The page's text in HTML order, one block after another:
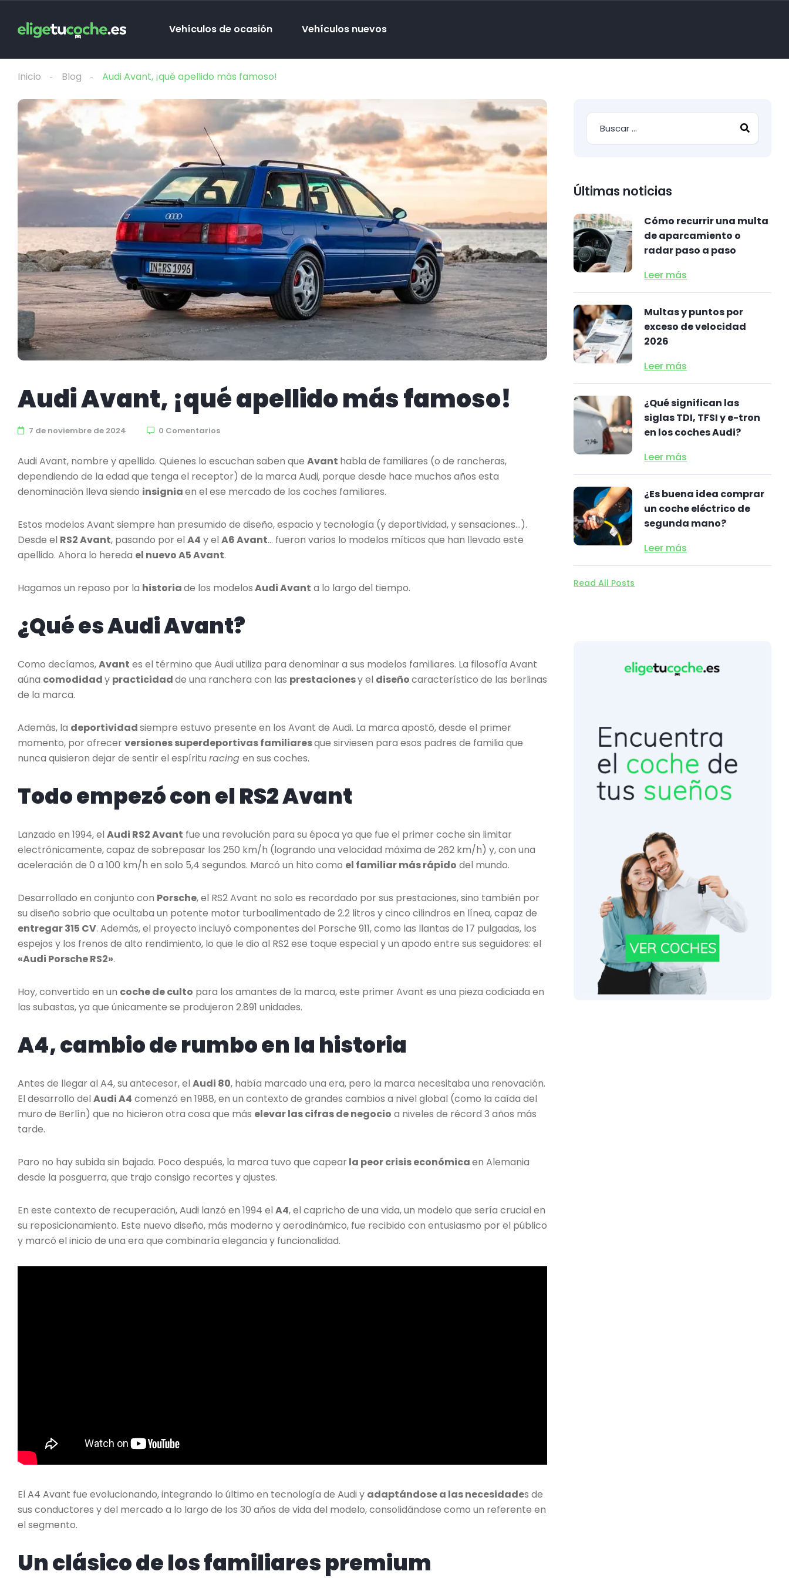
Vehículos de ocasión Vehículos nuevos
Inicio Blog Audi Avant, ¡qué apellido más famoso!
Audi Avant, ¡qué apellido más famoso!
7 de noviembre de 2024 0 Comentarios
Audi Avant, nombre y apellido. Quienes lo escuchan saben que Avant habla de familiares (o de rancheras,
dependiendo de la edad que tenga el receptor) de la marca Audi, porque desde hace muchos años esta
denominación lleva siendo insigniaen el ese mercado de los coches familiares.
Estos modelos Avant siempre han presumido de diseño, espacio y tecnología (y deportividad, y sensaciones…).
Desde el RS2 Avant, pasando por el A4 y el A6 Avant… fueron varios lo modelos míticos que han llevado este
apellido. Ahora lo hereda el nuevo A5 Avant.
Hagamos un repaso por la historiade los modelosAudi Avant a lo largo del tiempo.
¿Qué es Audi Avant?
Como decíamos,Avant es el término que Audi utiliza para denominar a sus modelos familiares. La filosofía Avant
aúna comodidady practicidadde una ranchera con las prestacionesy el diseñocaracterístico de las berlinas
de la marca.
Además, la deportividadsiempre estuvo presente en los Avant de Audi. La marca apostó, desde el primer
momento, por ofrecerversiones superdeportivas familiaresque sirviesen para esos padres de familia que
nunca quisieron dejar de sentir el espíritu racing en sus coches.
Todo empezó con el RS2 Avant
Lanzado en 1994, el Audi RS2 Avant fue una revolución para su época ya que fue el primer coche sin limitar
electrónicamente, capaz de sobrepasar los 250 km/h (logrando una velocidad máxima de 262 km/h) y, con una
aceleración de 0 a 100 km/h en solo 5,4 segundos. Marcó un hito como el familiar más rápido del mundo.
Desarrollado en conjunto con Porsche, el RS2 Avant no solo es recordado por sus prestaciones, sino también por
su diseño sobrio que ocultaba un potente motor turboalimentado de 2.2 litros y cinco cilindros en línea, capaz de
entregar 315 CV. Además, el proyecto incluyó componentes del Porsche 911, como las llantas de 17 pulgadas, los
espejos y los frenos de alto rendimiento, lo que le dio al RS2 ese toque especial y un apodo entre sus seguidores: el
«Audi Porsche RS2».
Hoy, convertido en un coche de culto para los amantes de la marca, este primer Avant es una pieza codiciada en
las subastas, ya que únicamente se produjeron 2.891 unidades.
A4, cambio de rumbo en la historia
Antes de llegar al A4, su antecesor, el Audi 80, había marcado una era, pero la marca necesitaba una renovación.
El desarrollo del Audi A4 comenzó en 1988, en un contexto de grandes cambios a nivel global (como la caída del
muro de Berlín) que no hicieron otra cosa que más elevar las cifras de negocio a niveles de récord 3 años más
tarde.
Paro no hay subida sin bajada. Poco después, la marca tuvo que capearla peor crisis económicaen Alemania
desde la posguerra, que trajo consigo recortes y ajustes.
En este contexto de recuperación, Audi lanzó en 1994 el A4, el capricho de una vida, un modelo que sería crucial en
su reposicionamiento. Este nuevo diseño, más moderno y aerodinámico, fue recibido con entusiasmo por el público
y marcó el inicio de una era que combinaría elegancia y funcionalidad.
El A4 Avant fue evolucionando, integrando lo último en tecnología de Audi y adaptándose a las necesidades de
sus conductores y del mercado a lo largo de los 30 años de vida del modelo, consolidándose como un referente en
el segmento.
Un clásico de los familiares premium
Últimas noticias
Cómo recurrir una multa
de aparcamiento o
radar paso a paso
Leer más
Multas y puntos por
exceso de velocidad
2026
Leer más
¿Qué significan las
siglas TDI, TFSI y e-tron
en los coches Audi?
Leer más
¿Es buena idea comprar
un coche eléctrico de
segunda mano?
Leer más
Read All Posts